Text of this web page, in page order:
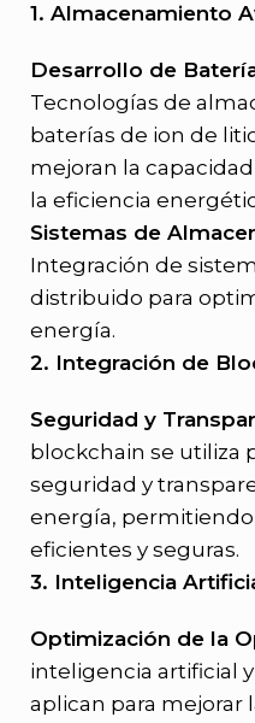
1. Almacenamiento
Desarrollo de
Tecnologías de
baterías de ion de
mejoran la
la eficiencia
Sistemas de
Integración de
distribuido para
energía.
2. Integración de
Seguridad y
blockchain se utiliza
seguridad y
energía,
eficientes y seguras.
3. Inteligencia
Optimización de la
inteligencia artificial
aplican para mejorar